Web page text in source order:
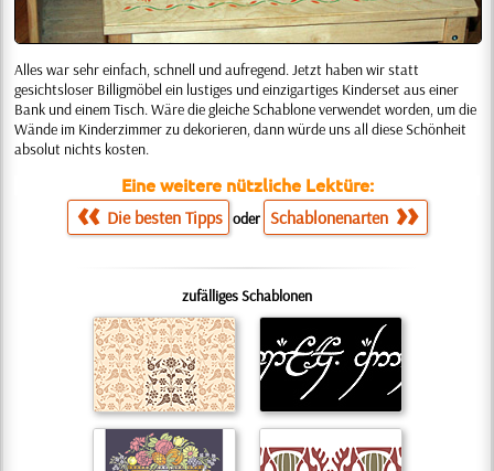
Alles war sehr einfach, schnell und aufregend. Jetzt haben wir statt
gesichtsloser Billigmöbel ein lustiges und einzigartiges Kinderset aus einer
Bank und einem Tisch. Wäre die gleiche Schablone verwendet worden, um die
Wände im Kinderzimmer zu dekorieren, dann würde uns all diese Schönheit
absolut nichts kosten.
Eine weitere nützliche Lektüre:
Die besten Tipps oder Schablonenarten
zufälliges Schablonen